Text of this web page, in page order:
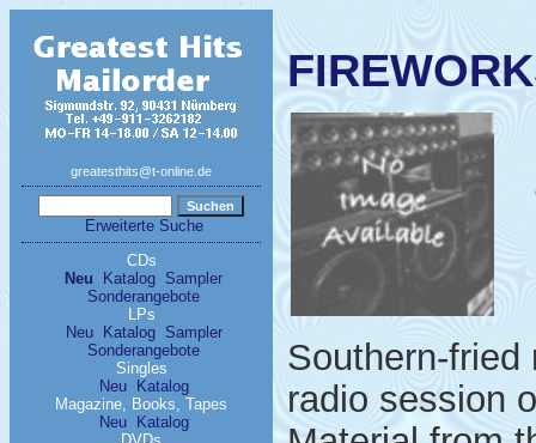
greatesthits@t-online.de
Erweiterte Suche
CDs
Neu
Katalog Sampler
Sonderangebote
LPs
Neu
Katalog
Sampler
Sonderangebote
Singles
Neu
Katalog
Magazine, Books, Tapes
Neu
Katalog
Southern-fried
radio session